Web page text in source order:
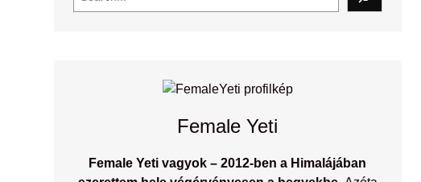
e
Female Yeti
Female Yeti vagyok – 2012-ben a Himalájában